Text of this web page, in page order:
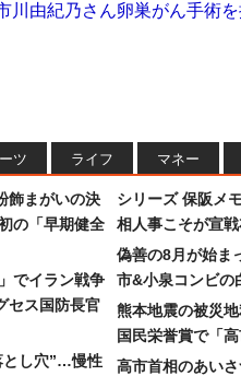
川由紀乃さん卵巣がん手術を
ツ ライフ マネー
飾まがいの決
の「早期健全
でイラン戦争
セス国防長官
とし穴”…慢性
シリーズ 保阪メ
相人事こそが宣
偽善の8月が始ま
市&小泉コンビの
熊本地震の被災
国民栄誉賞で「
高市首相のあい